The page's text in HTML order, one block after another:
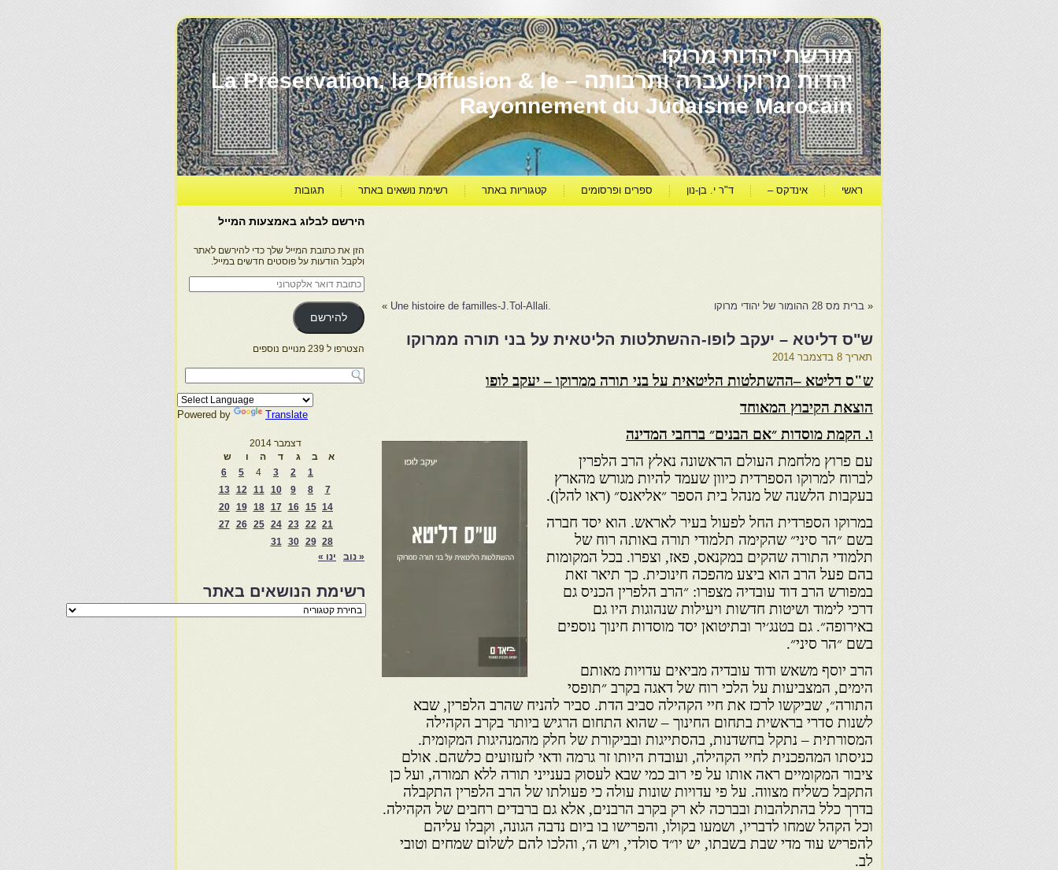
מורשת יהדות מרוקו
יהדות מרוקו עברה ותרבותה – La Préservation, la Diffusion & le
Rayonnement du Judaïsme Marocain
ראשי אינדקס – ד"ר י. בן-נון ספרים ופרסומים קטגוריות באתר רשימת נושאים באתר תגובות
« ברית מס 28 ההומור של יהודי מרוקו .Une histoire de familles-J.Tol-Allali
»
ש"ס דליטא – יעקב לופו-ההשתלטות הליטאית על בני תורה ממרוקו
תאריך 8 בדצמבר 2014
ש"ס דליטא –ההשתלטות הליטאית על בני תורה ממרוקו – יעקב לופו
הוצאת הקיבוץ המאוחד
ו. הקמת מוסדות ״אם הבנים״ ברחבי המדינה
עם פרוץ מלחמת העולם הראשונה נאלץ הרב הלפרין
לברוח למרוקו הספרדית כיוון שעמד להיות מגורש מהארץ
בעקבות הלשנה של מנהל בית הספר ״אליאנס״ (ראו להלן).
במרוקו הספרדית החל לפעול בעיר לאראש. הוא יסד חברה
בשם ״הר סיני״ שהקימה תלמודי תורה באותה רוח של
תלמודי התורה שהקים במקנאס, פאז, וצפרו. בכל המקומות
בהם פעל הרב הוא ביצע מהפכה חינוכית. כך תיאר זאת
במפורש הרב דוד עובדיה מצפרו: ״הרב הלפרין הכניס גם
דרכי לימוד ושיטות חדשות ויעילות שנהוגות היו גם
באירופה״. גם בטנג׳יר ובתיטואן יסד מוסדות חינוך נוספים
בשם ״הר סיני״.
הרב יוסף משאש ודוד עובדיה מביאים עדויות מאותם
הימים, המצביעות על הלכי רוח של דאגה בקרב ״תופסי
התורה״, שביקשו לרכז את חיי הקהילה סביב הדת. סביר להניח שהרב הלפרין, שבא
לשנות סדרי בראשית בתחום החינוך – שהוא התחום הרגיש ביותר בקרב הקהילה
המסורתית – נתקל בחשדנות, בהסתייגות ובביקורת של חלק מהמנהיגות המקומית.
כניסתו המהפכנית לחיי הקהילה, ועובדת היותו זר גרמה ודאי לזעזועים כלשהם. אולם
ציבור המקומיים ראה אותו על פי רוב כמי שבא לעסוק בענייני תורה ללא תמורה, ועל כן
התקבל כשליח מצווה. על פי עדויות שונות עולה כי פעולתו של הרב הלפרין התקבלה
בדרך כלל בהתלהבות ובברכה לא רק בקרב הרבנים, אלא גם ברבדים רחבים של הקהילה.
וכל הקהל שמחו לדבריו, ושמעו בקולו, והפרישו בו ביום נדבה הגונה, וקבלו עליהם
להפריש עוד מדי שבת בשבתו, יש יו״ד סולדי, ויש ה׳, והלכו להם לשלום שמחים וטובי
לב.
הירשם לבלוג באמצעות המייל
הזן את כתובת המייל שלך כדי להירשם לאתר
ולקבל הודעות על פוסטים חדשים במייל.
כתובת
דואר
אלקטרוני
להירשם
הצטרפו ל 239 מנויים נוספים
Powered by Translate
דצמבר 2014
א
ב ג ד ה ו
ש
1
2
3
4
5
6
7
8
9
10
11
12
13
14
15
16
17
18
19
20
21
22
23
24
25
26
27
28
29
30
31
« נוב
ינו »
רשימת הנושאים באתר
רשימת
הנושאים